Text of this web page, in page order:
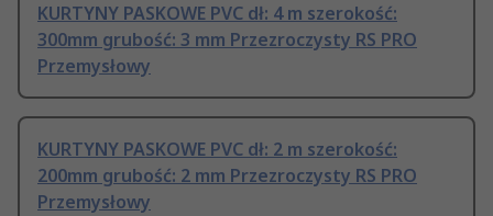
KURTYNY PASKOWE PVC dł: 4 m szerokość:
300mm grubość: 3 mm Przezroczysty RS PRO
Przemysłowy
KURTYNY PASKOWE PVC dł: 2 m szerokość:
200mm grubość: 2 mm Przezroczysty RS PRO
Przemysłowy